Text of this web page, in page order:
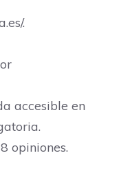
.
accesible en
opiniones.